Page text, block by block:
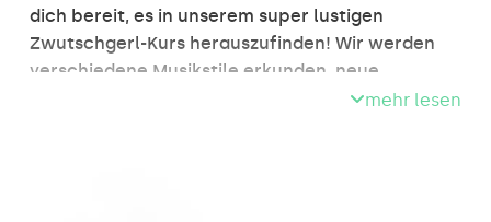
dich bereit, es in unserem super lustigen
Zwutschgerl-Kurs herauszufinden! Wir werden
verschiedene Musikstile erkunden, neue
Tanzbewegungen lernen und sogar auf einer
mehr lesen